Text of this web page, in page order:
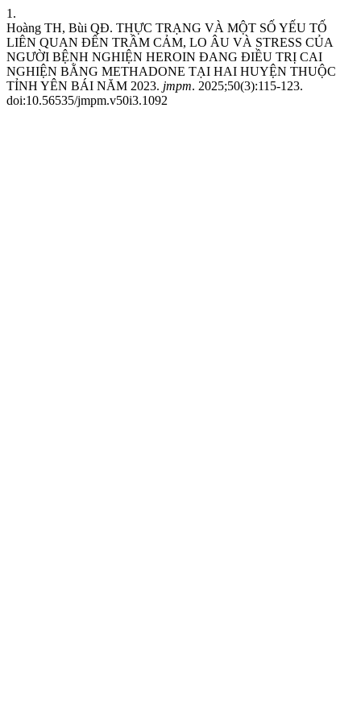
1.
Hoàng TH, Bùi QĐ. THỰC TRẠNG VÀ MỘT SỐ YẾU TỐ
LIÊN QUAN ĐẾN TRẦM CẢM, LO ÂU VÀ STRESS CỦA
NGƯỜI BỆNH NGHIỆN HEROIN ĐANG ĐIỀU TRỊ CAI
NGHIỆN BẰNG METHADONE TẠI HAI HUYỆN THUỘC
TỈNH YÊN BÁI NĂM 2023. jmpm. 2025;50(3):115-123.
doi:10.56535/jmpm.v50i3.1092